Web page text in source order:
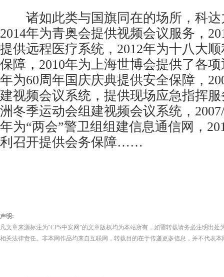
诸如此类与国旗同在的场所，科达
2014年为青奥会提供视频会议服务，
提供远程医疗系统，2012年为十八大
保障，2010年为上海世博会提供了各
年为60周年国庆庆典提供安全保障，
建视频会议系统，提供现场应急指挥服
洲冬季运动会组建视频会议系统，
年为“两会”警卫组组建信息通信网，
利召开提供会务保障……
声明:
凡文章来源标注为"CPS中安网"的文章版权均为本站所有，如需转载请务必注明出处
相关法律责任。非本网作品均来自互联网，转载目的在于传递更多信息，并不代表